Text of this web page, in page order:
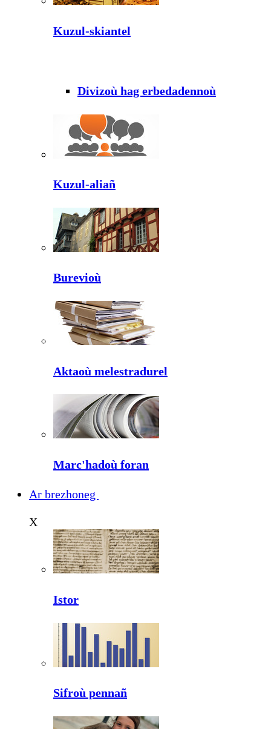
Kuzul-skiantel
Divizoù hag erbedadennoù
Kuzul-aliañ
Burevioù
Aktaoù melestradurel
Marc'hadoù foran
Ar brezhoneg
X
Istor
Sifroù pennañ